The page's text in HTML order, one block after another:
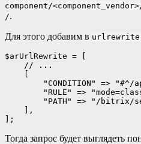
component/
/.
Для этого добавим в
$arUrlRewrite = [
    // ...
    [
"CONDITION" => "#^/
"RULE" =>
"PATH" => "/bitrix/
    ],
];
Тогда запрос будет выглядеть